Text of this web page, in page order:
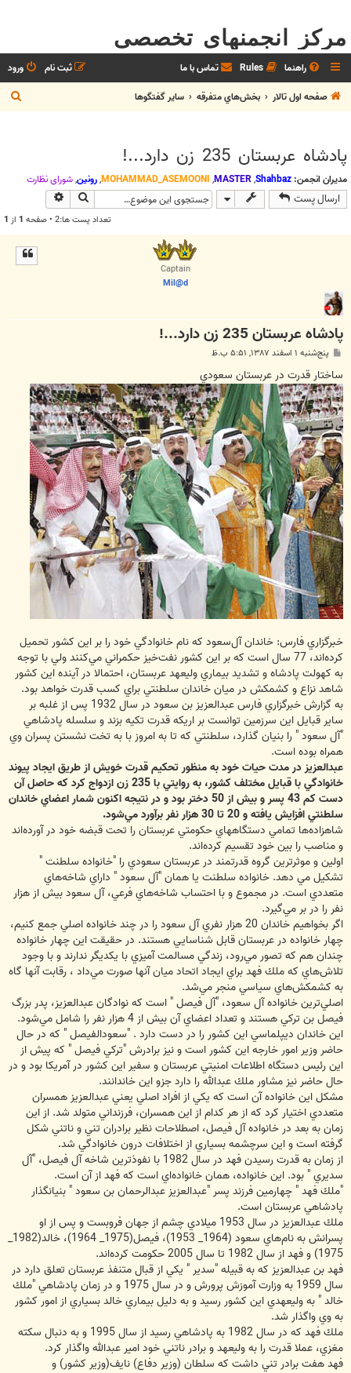
مرکز انجمنهای تخصصی
راهنما Rules تماس با ما ورود
ثبت نام
صفحه اول تالار
بخش‌‌هاي متفرقه ساير گفتگوها
س
پادشاه عربستان 235 زن دارد...!
مدیران انجمن: Shahbaz
,
MASTER
,
MOHAMMAD_ASEMOONI
,رونین,شوراي نظارت
ارسال پست جستجو
تعداد پست ها:2 • صفحه 1 از 1
Captain
Mil@d
پادشاه عربستان 235 زن دارد...!
س
ت
پنج‌شنبه ۱ اسفند ۱۳۸۷, ۵:۵۱ ب.ظ
ساختار قدرت در عربستان سعودي
خبرگزاري فارس: خاندان آل‌سعود كه نام خانوادگي خود را بر اين كشور تحميل
كرده‌اند، 77 سال است كه بر اين كشور نفت‌خيز حكمراني مي‌كنند ولي با توجه
به كهولت پادشاه و تشديد بيماري وليعهد عربستان، احتمالا در آينده اين كشور
شاهد نزاع و كشمكش در ميان خاندان سلطنتي براي كسب قدرت خواهد بود.
به گزارش خبرگزاري فارس عبدالعزيز بن سعود در سال 1932 پس از غلبه بر
ساير قبايل اين سرزمين توانست بر اريكه قدرت تكيه بزند و سلسله پادشاهي
"آل سعود " را بنيان گذارد، سلطنتي كه تا به امروز با به تخت نشستن پسران وي
همراه بوده است.
عبدالعزيز در مدت حيات خود به منظور تحكيم قدرت خويش از طريق ايجاد پيوند
خانوادگي با قبايل مختلف كشور، به روايتي با 235 زن ازدواج كرد كه حاصل آن
دست كم 43 پسر و بيش از 50 دختر بود و در نتيجه اكنون شمار اعضاي خاندان
سلطنتي افزايش يافته و 20 تا 30 هزار نفر بر‌آورد مي‌شود.
شاهزاده‌ها تمامي دستگاههاي حكومتي عربستان را تحت قبضه خود در آورده‌اند
و مناصب را بين خود تقسيم كرده‌اند.
اولين و موثرترين گروه قدرتمند در عربستان سعودي را "خانواده سلطنت "
تشكيل مي دهد. خانواده سلطنت يا همان "آل سعود " داراي شاخه‌هاي
متعددي است. در مجموع و با احتساب شاخه‌هاي فرعي، آل سعود بيش از هزار
نفر را در بر مي‌گيرد.
اگر بخواهيم خاندان 20 هزار نفري آل سعود را در چند خانواده اصلي جمع كنيم،
چهار خانواده در عربستان قابل شناسايي هستند. در حقيقت اين چهار خانواده
چندان هم كه تصور مي‌رود، زندگي مسالمت آميزي با يكديگر ندارند و با وجود
تلاش‌هاي كه ملك فهد براي ايجاد اتحاد ميان آنها صورت مي‌داد ، رقابت آنها گاه
به كشمكش‌هاي سياسي منجر مي‌شد.
اصلي‌ترين خانواده آل سعود، "آل فيصل " است كه نوادگان عبدالعزيز، پدر بزرگ
فيصل بن تركي هستند و تعداد اعضاي آن بيش از 4 هزار نفر را شامل مي‌شود.
اين خاندان ديپلماسي اين كشور را در دست دارد . "سعودالفيصل " كه در حال
حاضر وزير امور خارجه اين كشور است و نيز برادرش "تركي فيصل " كه پيش از
اين رئيس دستگاه اطلاعات امنيتي عربستان و سفير اين كشور در آمريكا بود و در
حال حاضر نيز مشاور ملك عبدالله را دارد جزو اين خاندانند.
مشكل اين خانواده آن است كه يكي از افراد اصلي يعني عبدالعزيز همسران
متعددي اختيار كرد كه از هر كدام از اين همسران، فرزنداني متولد شد. از اين
زمان به بعد در خانواده آل فيصل، اصطلاحات نظير برادران تني و ناتني شكل
گرفته است و اين سرچشمه بسياري از اختلافات درون خانوادگي شد.
از زمان به قدرت رسيدن فهد در سال 1982 با نفوذترين شاخه آل فيصل، "آل
سديري " بود. اين خانواده، همان خانواده‌اي است كه فهد از آن است.
"ملك فهد " چهارمين فرزند پسر "عبدالعزيز عبدالرحمان بن سعود " بنيانگذار
پادشاهي عربستان است.
ملك عبدالعزيز در سال 1953 ميلادي چشم از جهان فروبست و پس از او
پسرانش به نام‌هاي سعود (1964_ 1953)، فيصل(1975_ 1964)، خالد(1982_
1975) و فهد از سال 1982 تا سال 2005 حكومت كرده‌اند.
فهد بن عبدالعزيز كه به قبيله "سدير " يكي از قبال متنفذ عربستان تعلق دارد در
سال 1959 به وزارت آموزش پرورش و در سال 1975 و در زمان پادشاهي "ملك
خالد " به وليعهدي اين كشور رسيد و به دليل بيماري خالد بسياري از امور كشور
به وي واگذار شد.
ملك فهد كه در سال 1982 به پادشاهي رسيد از سال 1995 و به دنبال سكته
مغزي، عملا قدرت را به وليعهد و برادر ناتني خود امير عبدالله واگذار کرد.
فهد هفت برادر تني داشت كه سلطان (وزير دفاع) نايف(وزير كشور) و